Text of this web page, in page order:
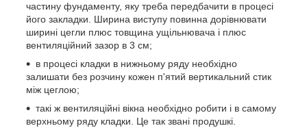
частину фундаменту, яку треба передбачити в процесі
його закладки. Ширина виступу повинна дорівнювати
ширині цегли плюс товщина ущільнювача і плюс
вентиляційний зазор в 3 см;
в процесі кладки в нижньому ряду необхідно
залишати без розчину кожен п'ятий вертикальний стик
між цеглою;
такі ж вентиляційні вікна необхідно робити і в самому
верхньому ряду кладки. Це так звані продушкі.